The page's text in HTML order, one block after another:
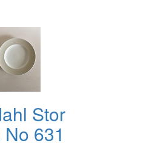
Stor
631